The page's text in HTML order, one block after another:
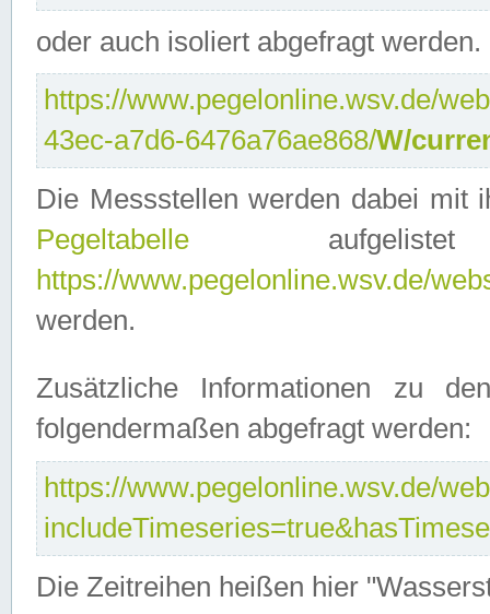
oder auch isoliert abgefragt werden.
https://www.pegelonline.wsv.de/
43ec-a7d6-6476a76ae868/W/
Die Messstellen werden dabei mit
Pegeltabelle
https://www.pegelonline.wsv.de/
werden.
Zusätzliche Informationen zu
folgendermaßen abgefragt werden:
https://www.pegelonline.wsv.de/
Die Zeitreihen heißen hier